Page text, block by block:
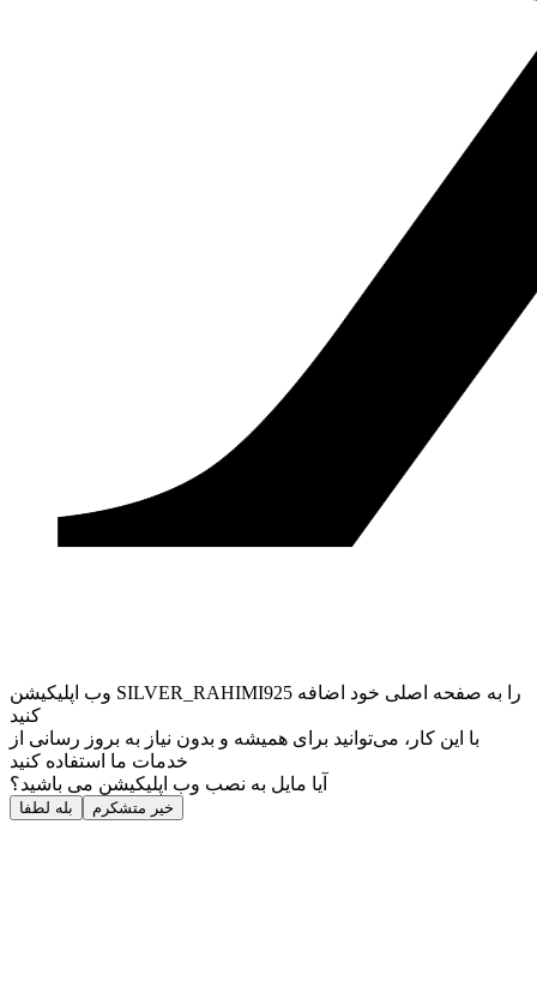
وب ‌اپلیکیشن SILVER_RAHIMI925 را به صفحه اصلی خود اضافه
کنید
با این کار، می‌توانید برای همیشه و بدون نیاز به بروز ‌رسانی از
خدمات ما استفاده کنید
آیا مایل به نصب وب اپلیکیشن می باشید؟
بله لطفا خیر متشکرم